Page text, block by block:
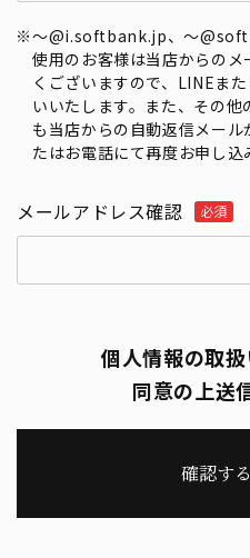
～@i.softbank.jp、～
使用のお客様は当店からの
くございますので、LINEま
いいたします。また、その
も当店からの自動返信メー
たはお電話にて再度お申し込
メールアドレス確認
個人情報の取扱
同意の上送